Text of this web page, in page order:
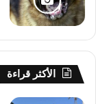
الأكثر قراءة